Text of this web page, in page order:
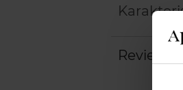
Review